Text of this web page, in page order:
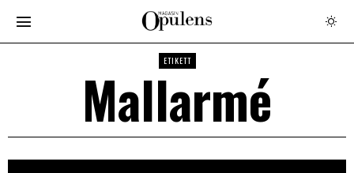
ETIKETT
Mallarmé